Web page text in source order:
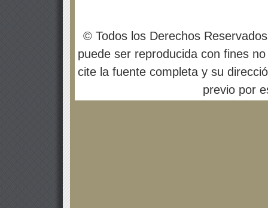
© Todos los Derechos
puede ser reproducida con fines
cite la fuente completa y su
previo por